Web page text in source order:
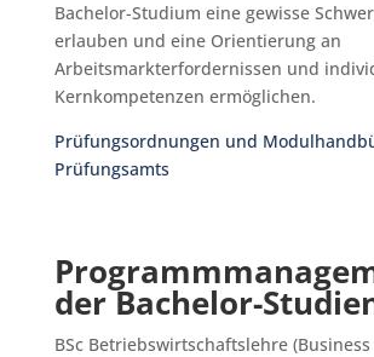
Bachelor-Studium eine gewisse
erlauben und eine Orientierung an
Arbeitsmarkterfordernissen und
Kernkompetenzen ermöglichen.
Prüfungsordnungen und
Prüfungsamts
der Bachelor-
BSc Betriebswirtschaftslehre (Business